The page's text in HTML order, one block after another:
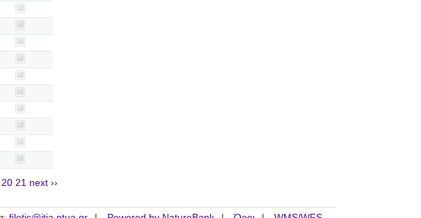
20 21 next ››